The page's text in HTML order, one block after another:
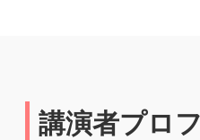
講演者プロ